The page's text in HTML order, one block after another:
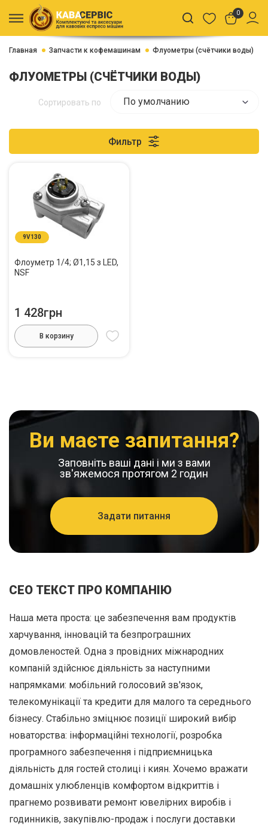
0
Главная Запчасти к кофемашинам Флуометры (счётчики воды)
ФЛУОМЕТРЫ (СЧЁТЧИКИ ВОДЫ)
Сортировать по По умолчанию
Фильтр
9V130
Флоуметр 1/4; Ø1,15 з LED,
NSF
1 428грн
В корзину
Ви маєте запитання?
Заповніть ваші дані і ми з вами
зв'яжемося протягом 2 годин
Задати питання
СЕО ТЕКСТ ПРО КОМПАНІЮ
Наша мета проста: це забезпечення вам продуктів
харчування, інновацій та безпрограшних
домовленостей. Одна з провідних міжнародних
компаній здійснює діяльність за наступними
напрямками: мобільний голосовий зв'язок,
телекомунікації та кредити для малого та середнього
бізнесу. Стабільно зміцнює позиції широкий вибір
новаторства: інформаційні технології, розробка
програмного забезпечення і підприємницька
діяльність для гостей столиці і киян. Хочемо вражати
домашніх улюбленців комфортом відкриттів і
прагнемо розвивати ремонт ювелірних виробів і
годинників, закупівлю-продаж і послуги доставки